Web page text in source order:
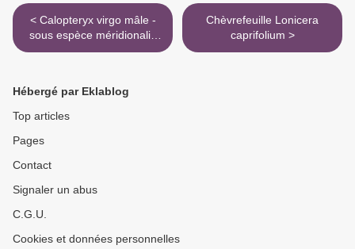
< Calopteryx virgo mâle -
sous espèce méridionalis
(Caloptéryx vierge)
Chèvrefeuille Lonicera
caprifolium >
Hébergé par Eklablog
Top articles
Pages
Contact
Signaler un abus
C.G.U.
Cookies et données personnelles